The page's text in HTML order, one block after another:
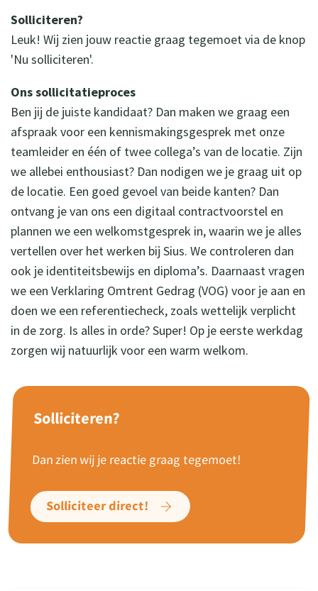
Solliciteren?
Leuk! Wij zien jouw reactie graag tegemoet via de knop
'Nu solliciteren'.
Ons sollicitatieproces
Ben jij de juiste kandidaat? Dan maken we graag een
afspraak voor een kennismakingsgesprek met onze
teamleider en één of twee collega’s van de locatie. Zijn
we allebei enthousiast? Dan nodigen we je graag uit op
de locatie. Een goed gevoel van beide kanten? Dan
ontvang je van ons een digitaal contractvoorstel en
plannen we een welkomstgesprek in, waarin we je alles
vertellen over het werken bij Sius. We controleren dan
ook je identiteitsbewijs en diploma’s. Daarnaast vragen
we een Verklaring Omtrent Gedrag (VOG) voor je aan en
doen we een referentiecheck, zoals wettelijk verplicht
in de zorg. Is alles in orde? Super! Op je eerste werkdag
zorgen wij natuurlijk voor een warm welkom.
Solliciteren?
Dan zien wij je reactie graag tegemoet!
Solliciteer direct!